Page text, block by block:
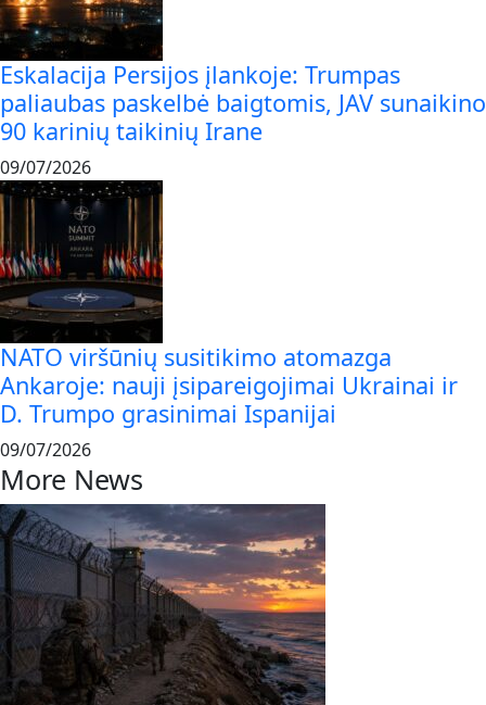
Eskalacija Persijos įlankoje: Trumpas
paliaubas paskelbė baigtomis, JAV sunaikino
90 karinių taikinių Irane
09/07/2026
NATO viršūnių susitikimo atomazga
Ankaroje: nauji įsipareigojimai Ukrainai ir
D. Trumpo grasinimai Ispanijai
09/07/2026
More News